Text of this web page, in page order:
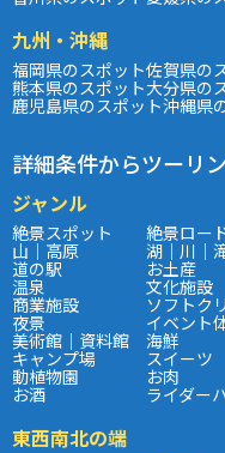
九州・沖縄
福岡県のスポット佐賀県の
熊本県のスポット大分県の
鹿児島県のスポット沖縄県
詳細条件からツーリ
ジャンル
絶景スポット 絶景ロー
山｜高原 湖｜川｜
道の駅 お土産
温泉 文化施設
商業施設 ソフトク
夜景 イベント
美術館｜資料館 海鮮
キャンプ場 スイーツ
動植物園 お肉
お酒 ライダー
東西南北の端